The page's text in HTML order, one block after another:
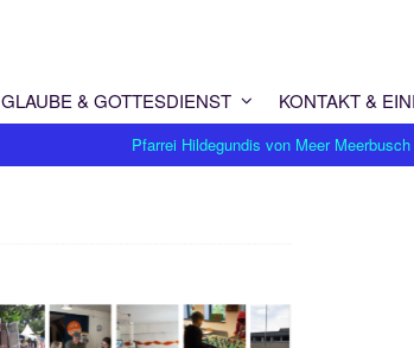
GLAUBE & GOTTESDIENST KONTAKT &
Pfarrei Hildegundis von Meer Meerbusch